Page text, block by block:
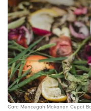
Cara Mencegah Makanan Cepat